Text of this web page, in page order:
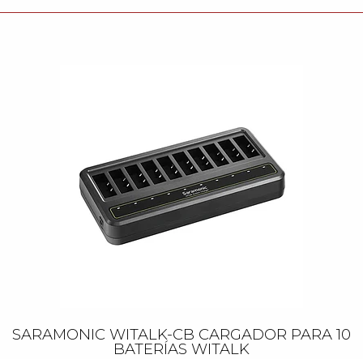
SARAMONIC WITALK-CB CARGADOR PARA 10
BATERÍAS WITALK